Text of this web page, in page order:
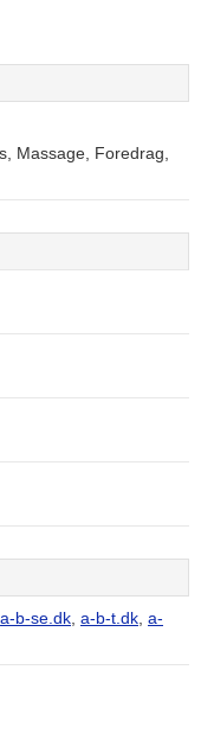
Massage, Foredrag,
a-b-se.dk, a-b-t.dk, a-